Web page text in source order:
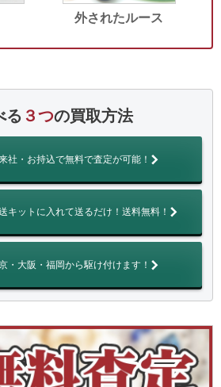
外されたルース
る ３つの買取方法
社・お持込で無料で査定が可能！
キットに入れて送るだけ！送料無料！
・大阪・福岡から駆け付けます！